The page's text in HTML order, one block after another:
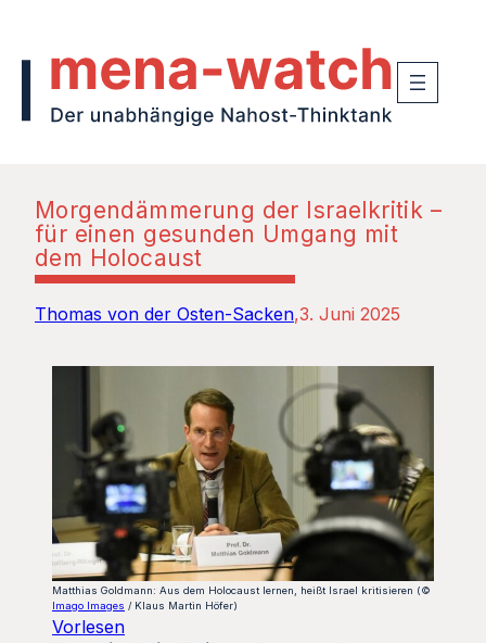
Morgendämmerung der Israelkritik –
für einen gesunden Umgang mit
dem Holocaust
Thomas von der Osten-Sacken 3. Juni 2025
Matthias Goldmann: Aus dem Holocaust lernen, heißt Israel kritisieren (©
Imago Images / Klaus Martin Höfer)
Vorlesen